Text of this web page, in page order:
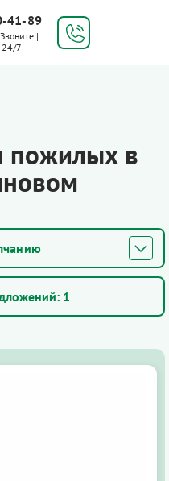
41-89
|
24/7
пожилых в
1